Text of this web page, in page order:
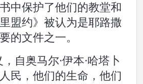
中保护了他们的教堂和
盟约》被认为是耶路撒
的文件之一。
自奥马尔·伊本·哈塔卜
民，他们的生命，他们